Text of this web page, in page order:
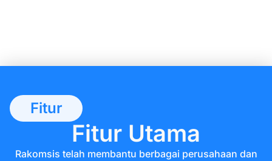
Fitur
Fitur Utama
Rakomsis telah membantu berbagai perusahaan dan